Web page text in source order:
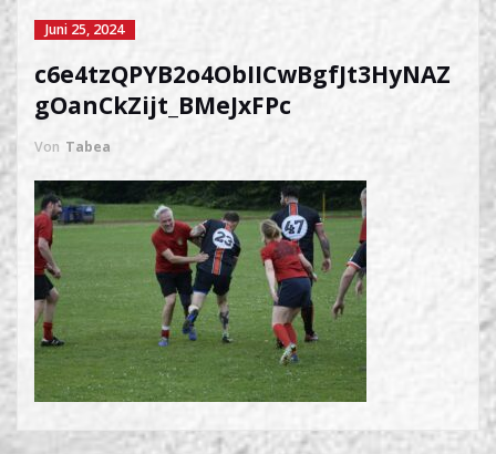
Juni 25, 2024
c6e4tzQPYB2o4ObIICwBgfJt3HyNAZ
gOanCkZijt_BMeJxFPc
Von Tabea